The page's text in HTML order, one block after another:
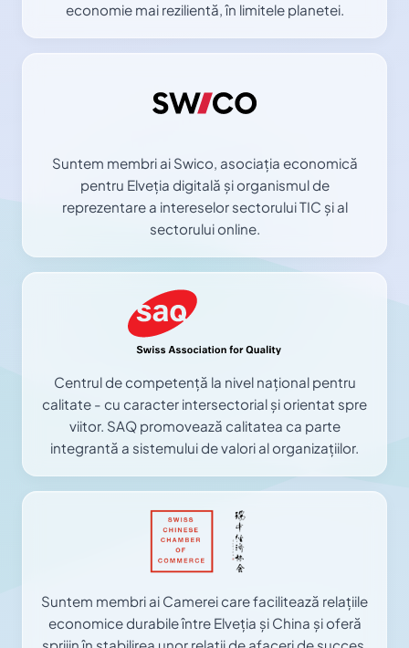
economie mai rezilientă, în limitele planetei.
Suntem membri ai Swico, asociația economică
pentru Elveția digitală și organismul de
reprezentare a intereselor sectorului TIC și al
sectorului online.
Centrul de competență la nivel național pentru
calitate - cu caracter intersectorial și orientat spre
viitor. SAQ promovează calitatea ca parte
integrantă a sistemului de valori al organizațiilor.
Suntem membri ai Camerei care facilitează relațiile
economice durabile între Elveția și China și oferă